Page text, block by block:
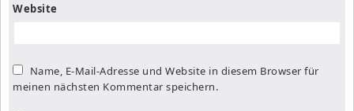
Website
Name, E-Mail-Adresse und Website in diesem Browser für
meinen nächsten Kommentar speichern.